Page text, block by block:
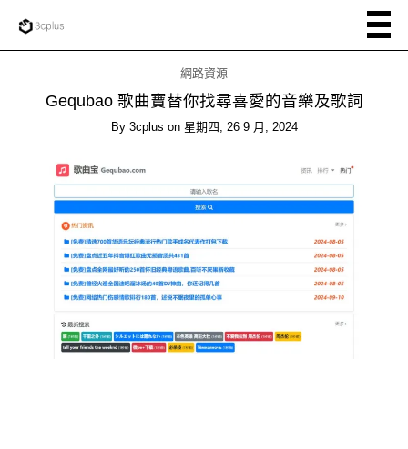
網路資源
Gequbao 歌曲寶替你找尋喜愛的音樂及歌詞
By 3cplus on 星期四, 26 9 月, 2024